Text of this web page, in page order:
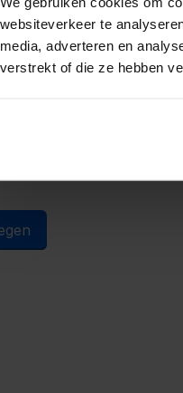
websiteverkeer te
media, adverteren en
verstrekt of die ze hebben
0/10